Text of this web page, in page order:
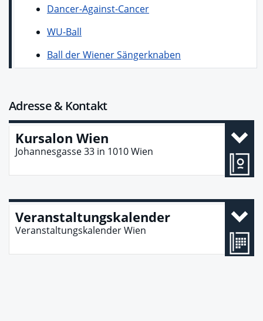
Dancer-Against-Cancer
WU-Ball
Ball der Wiener Sängerknaben
Adresse & Kontakt
Kursalon Wien
Johannesgasse 33 in 1010Wien
Veranstaltungskalender
Veranstaltungskalender Wien